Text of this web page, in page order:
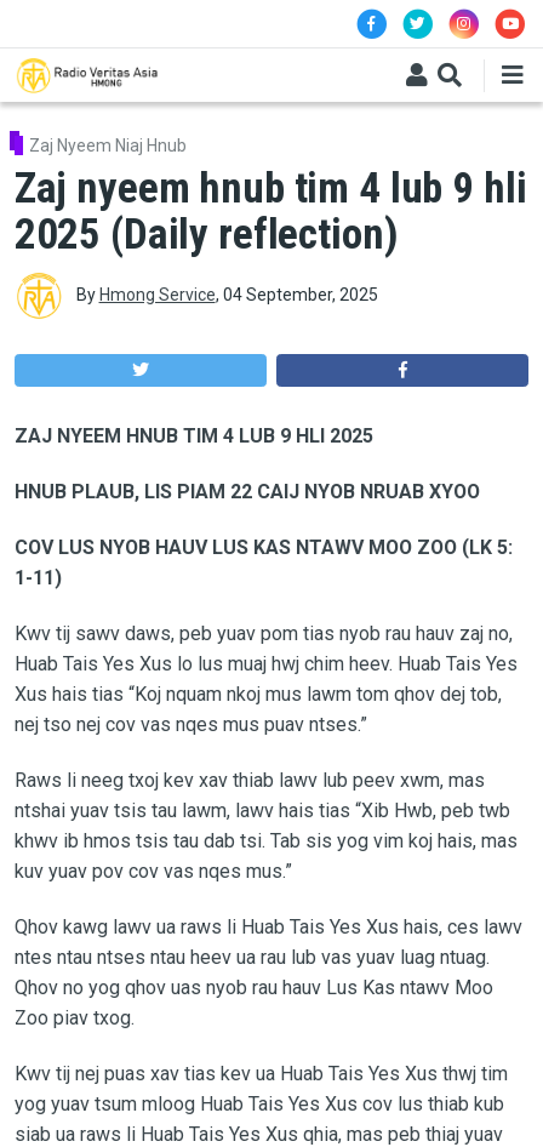
Zaj Nyeem Niaj Hnub
Zaj nyeem hnub tim 4 lub 9 hli
2025 (Daily reflection)
By Hmong Service, 04 September, 2025
ZAJ NYEEM HNUB TIM 4 LUB 9 HLI 2025
HNUB PLAUB, LIS PIAM 22 CAIJ NYOB NRUAB XYOO
COV LUS NYOB HAUV LUS KAS NTAWV MOO ZOO (LK 5:
1-11)
Kwv tij sawv daws, peb yuav pom tias nyob rau hauv zaj no,
Huab Tais Yes Xus lo lus muaj hwj chim heev. Huab Tais Yes
Xus hais tias “Koj nquam nkoj mus lawm tom qhov dej tob,
nej tso nej cov vas nqes mus puav ntses.”
Raws li neeg txoj kev xav thiab lawv lub peev xwm, mas
ntshai yuav tsis tau lawm, lawv hais tias “Xib Hwb, peb twb
khwv ib hmos tsis tau dab tsi. Tab sis yog vim koj hais, mas
kuv yuav pov cov vas nqes mus.”
Qhov kawg lawv ua raws li Huab Tais Yes Xus hais, ces lawv
ntes ntau ntses ntau heev ua rau lub vas yuav luag ntuag.
Qhov no yog qhov uas nyob rau hauv Lus Kas ntawv Moo
Zoo piav txog.
Kwv tij nej puas xav tias kev ua Huab Tais Yes Xus thwj tim
yog yuav tsum mloog Huab Tais Yes Xus cov lus thiab kub
siab ua raws li Huab Tais Yes Xus qhia, mas peb thiaj yuav